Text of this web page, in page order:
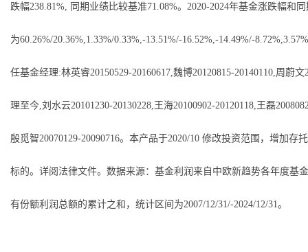
跌幅238.81%, 同期业绩比较基准71.08%。2020-2024年基金涨跌幅和
为60.26%/20.36%,1.33%/0.33%,-13.51%/-16.52%,-14.49%/-
任基金经理:林英睿20150529-20160617,魏博20120815-20140110,周蔚文
理至今,刘水云20101230-20130228,王海20100902-20120118,王磊
殷觅智20070129-20090716。本产品于2020/10 修改投资范围，增加存
标的。详阅法律文件。数据来源：基金利润来自中欧新趋势各年度基
有份额利润总额的累计之和，统计区间为2007/12/31/-2024/12/31。